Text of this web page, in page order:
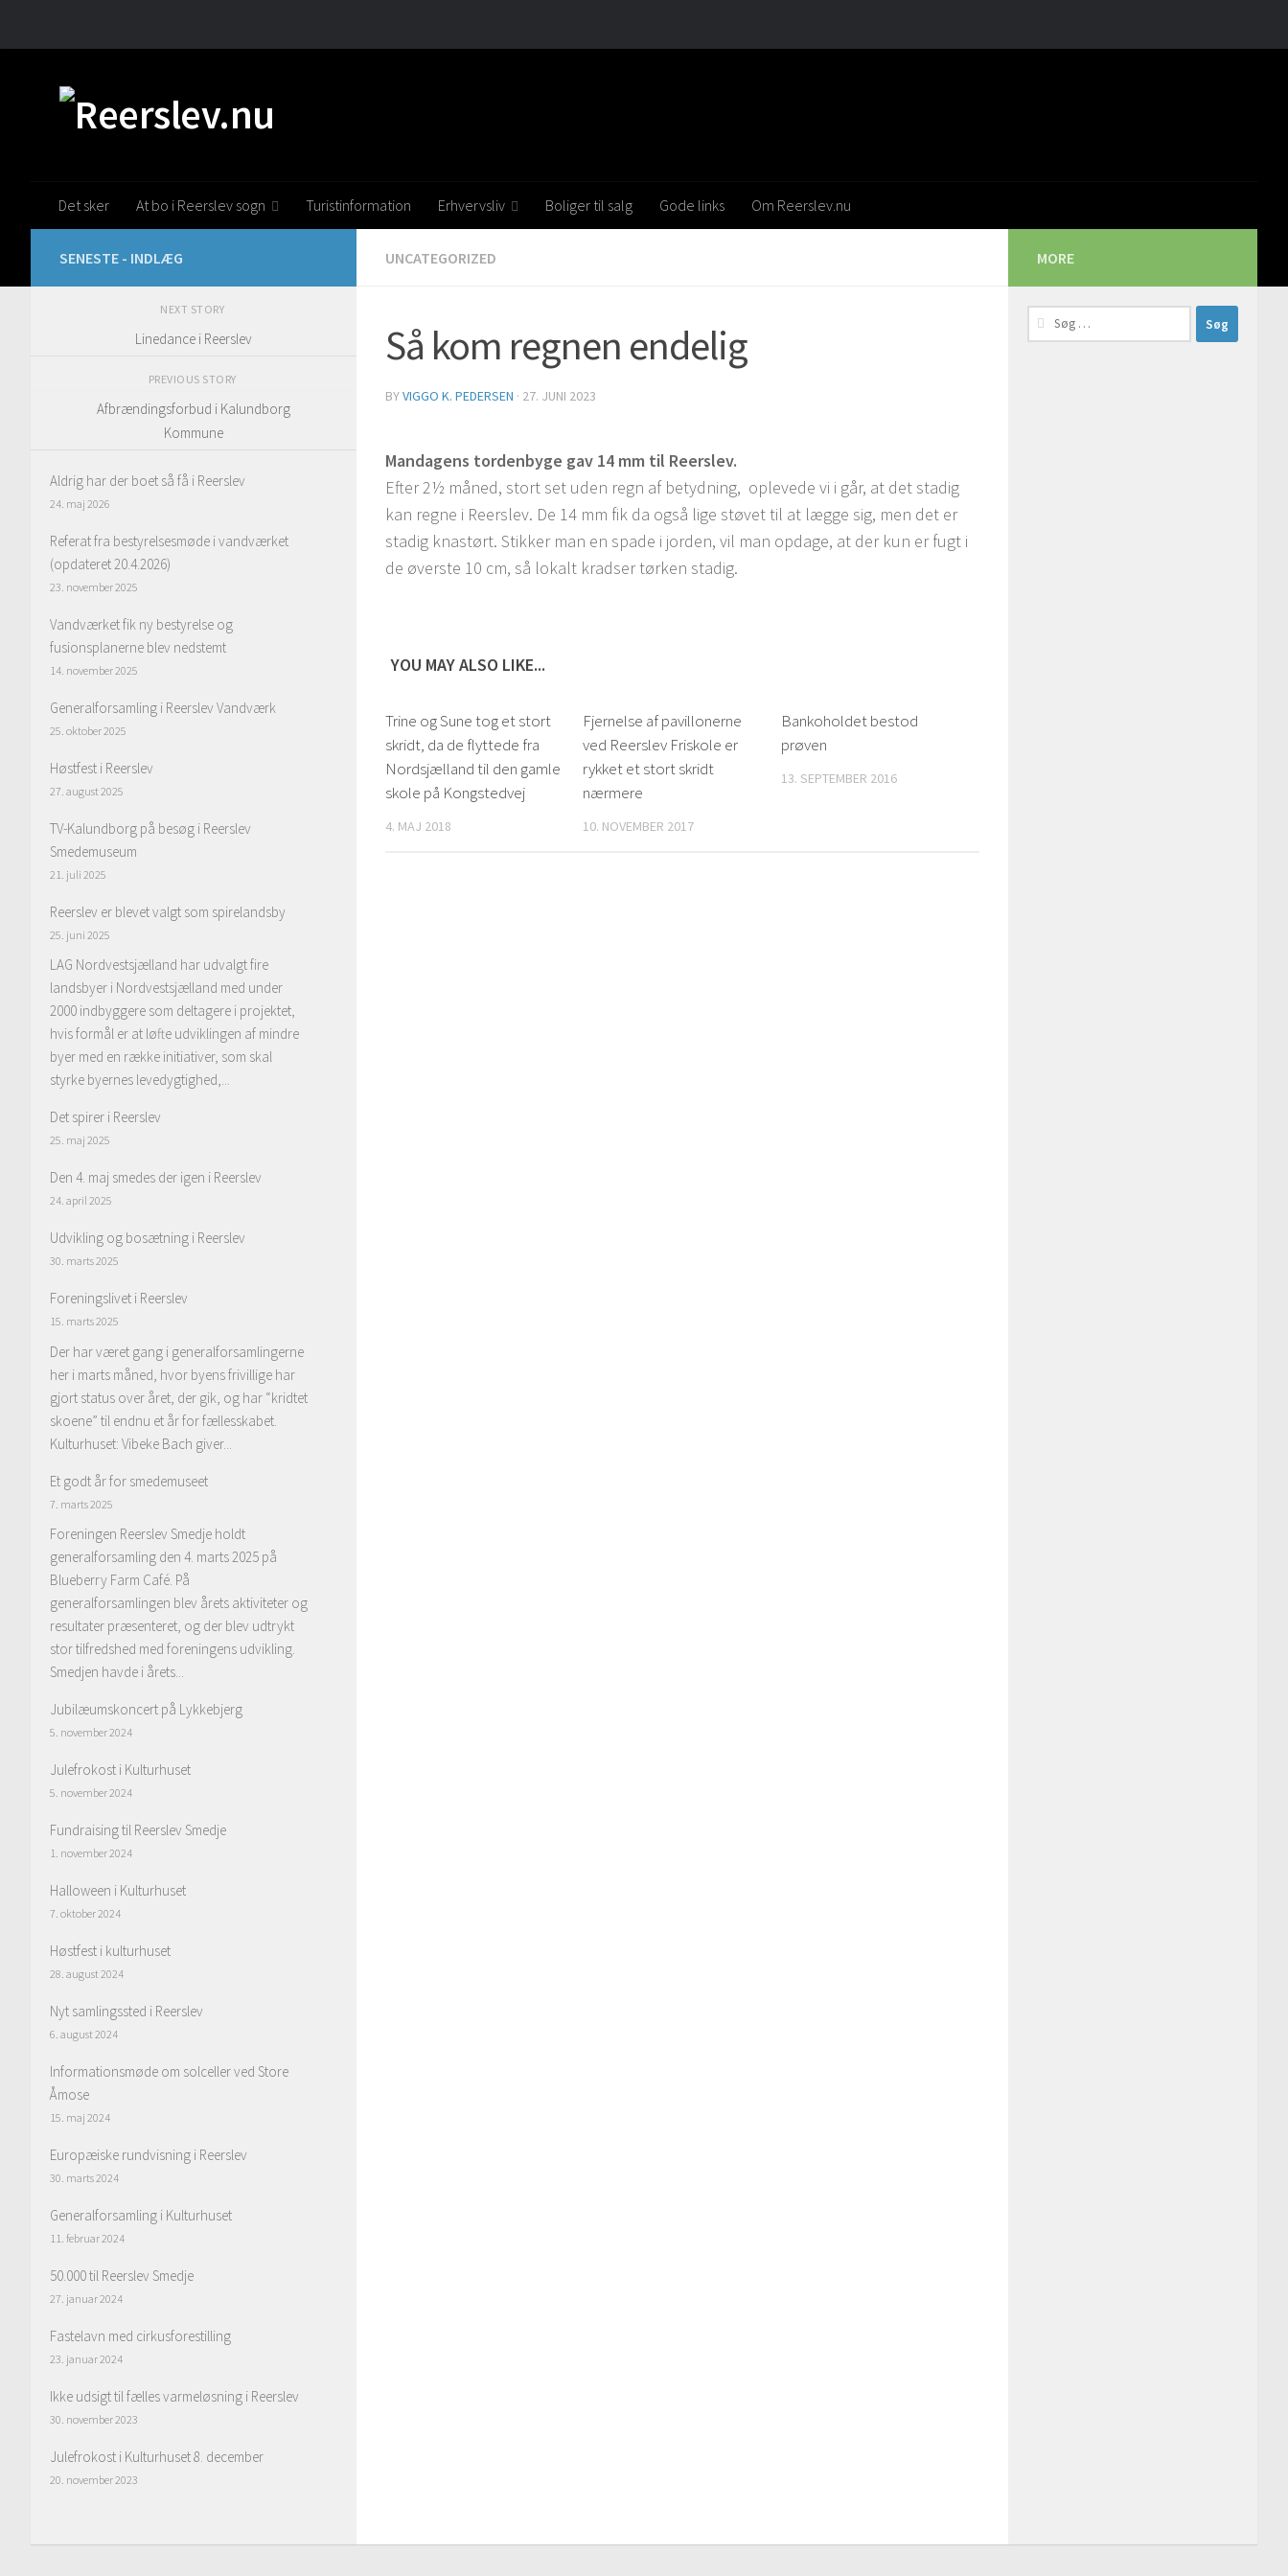
Det sker At bo i Reerslev sogn Turistinformation Erhvervsliv Boliger til salg Gode links Om Reerslev.nu
UNCATEGORIZED
Så kom regnen endelig
BYVIGGO K. PEDERSEN · 27. JUNI 2023
Mandagens tordenbyge gav 14 mm til Reerslev.
Efter 2½ måned, stort set uden regn af betydning, oplevede vi i går, at det stadig
kan regne i Reerslev. De 14 mm fik da også lige støvet til at lægge sig, men det er
stadig knastørt. Stikker man en spade i jorden, vil man opdage, at der kun er fugt i
de øverste 10 cm, så lokalt kradser tørken stadig.
YOU MAY ALSO LIKE...
Trine og Sune tog et stort
skridt, da de flyttede fra
Nordsjælland til den gamle
skole på Kongstedvej
4. MAJ 2018
Fjernelse af pavillonerne
ved Reerslev Friskole er
rykket et stort skridt
nærmere
10. NOVEMBER 2017
Bankoholdet bestod
prøven
13. SEPTEMBER 2016
SENESTE - INDLÆG
NEXT STORY
Linedance i Reerslev
PREVIOUS STORY
Afbrændingsforbud i Kalundborg
Kommune
Aldrig har der boet så få i Reerslev
24. maj 2026
Referat fra bestyrelsesmøde i vandværket
(opdateret 20.4.2026)
23. november 2025
Vandværket fik ny bestyrelse og
fusionsplanerne blev nedstemt
14. november 2025
Generalforsamling i Reerslev Vandværk
25. oktober 2025
Høstfest i Reerslev
27. august 2025
TV-Kalundborg på besøg i Reerslev
Smedemuseum
21. juli 2025
Reerslev er blevet valgt som spirelandsby
25. juni 2025
LAG Nordvestsjælland har udvalgt fire
landsbyer i Nordvestsjælland med under
2000 indbyggere som deltagere i projektet,
hvis formål er at løfte udviklingen af mindre
byer med en række initiativer, som skal
styrke byernes levedygtighed,...
Det spirer i Reerslev
25. maj 2025
Den 4. maj smedes der igen i Reerslev
24. april 2025
Udvikling og bosætning i Reerslev
30. marts 2025
Foreningslivet i Reerslev
15. marts 2025
Der har været gang i generalforsamlingerne
her i marts måned, hvor byens frivillige har
gjort status over året, der gik, og har “kridtet
skoene” til endnu et år for fællesskabet.
Kulturhuset: Vibeke Bach giver...
Et godt år for smedemuseet
7. marts 2025
Foreningen Reerslev Smedje holdt
generalforsamling den 4. marts 2025 på
Blueberry Farm Café. På
generalforsamlingen blev årets aktiviteter og
resultater præsenteret, og der blev udtrykt
stor tilfredshed med foreningens udvikling.
Smedjen havde i årets...
Jubilæumskoncert på Lykkebjerg
5. november 2024
Julefrokost i Kulturhuset
5. november 2024
Fundraising til Reerslev Smedje
1. november 2024
Halloween i Kulturhuset
7. oktober 2024
Høstfest i kulturhuset
28. august 2024
Nyt samlingssted i Reerslev
6. august 2024
Informationsmøde om solceller ved Store
Åmose
15. maj 2024
Europæiske rundvisning i Reerslev
30. marts 2024
Generalforsamling i Kulturhuset
11. februar 2024
50.000 til Reerslev Smedje
27. januar 2024
Fastelavn med cirkusforestilling
23. januar 2024
Ikke udsigt til fælles varmeløsning i Reerslev
30. november 2023
Julefrokost i Kulturhuset 8. december
20. november 2023
MORE
Søg
efter: